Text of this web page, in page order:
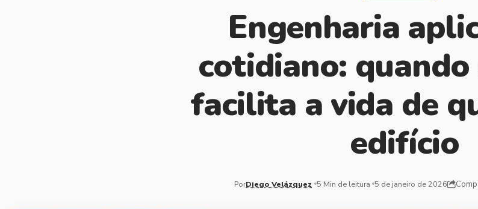
Engenharia
cotidiano: quando
facilita a vida de
edifício
PorDiego Velázquez 5 Min de leitura 5 de janeiro de 2026